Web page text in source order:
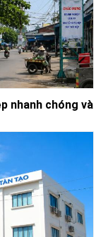
nhanh chóng và